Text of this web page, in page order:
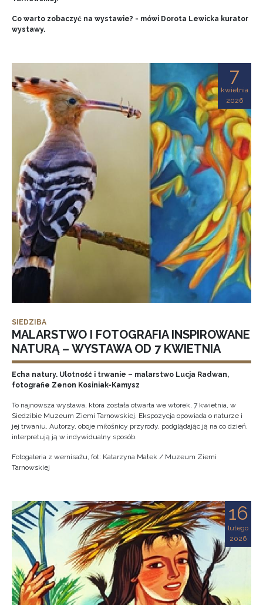
Co warto zobaczyć na wystawie? - mówi Dorota Lewicka kurator
wystawy.
7
kwietnia
2026
SIEDZIBA
MALARSTWO I FOTOGRAFIA INSPIROWANE
NATURĄ – WYSTAWA OD 7 KWIETNIA
Echa natury. Ulotność i trwanie – malarstwo Lucja Radwan,
fotografie Zenon Kosiniak-Kamysz
To najnowsza wystawa, która została otwarta we wtorek, 7 kwietnia, w
Siedzibie Muzeum Ziemi Tarnowskiej. Ekspozycja opowiada o naturze i
jej trwaniu. Autorzy, oboje miłośnicy przyrody, podglądając ją na co dzień,
interpretują ją w indywidualny sposób.
Fotogaleria z wernisażu, fot: Katarzyna Małek / Muzeum Ziemi
Tarnowskiej
16
lutego
2026